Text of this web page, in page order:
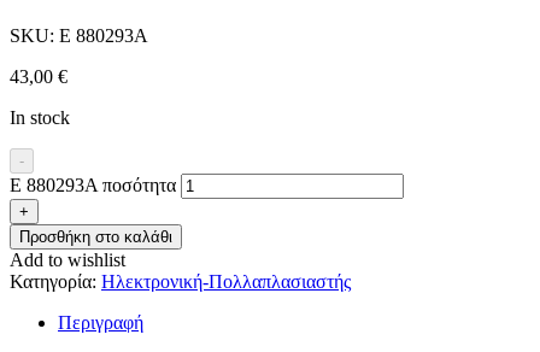
SKU: E 880293A
43,00 €
In stock
-
E 880293A ποσότητα
+
Προσθήκη στο καλάθι
Add to wishlist
Κατηγορία: Ηλεκτρονική-Πολλαπλασιαστής
Περιγραφή